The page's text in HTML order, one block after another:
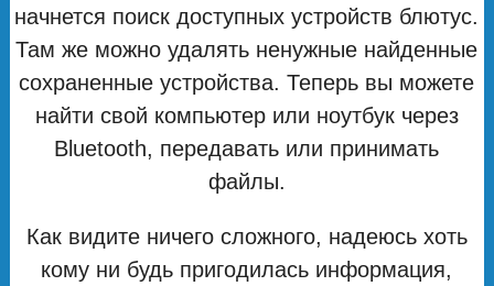
начнется поиск доступных устройств блютус.
Там же можно удалять ненужные найденные
сохраненные устройства. Теперь вы можете
найти свой компьютер или ноутбук через
Bluetooth, передавать или принимать
файлы.
Как видите ничего сложного, надеюсь хоть
кому ни будь пригодилась информация,